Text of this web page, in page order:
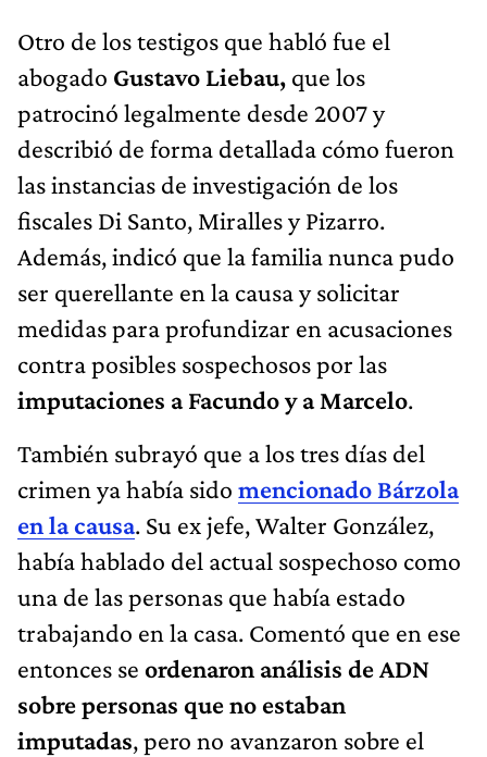
Otro de los testigos que habló fue el
abogado Gustavo Liebau, que los
patrocinó legalmente desde 2007 y
describió de forma detallada cómo fueron
las instancias de investigación de los
fiscales Di Santo, Miralles y Pizarro.
Además, indicó que la familia nunca pudo
ser querellante en la causa y solicitar
medidas para profundizar en acusaciones
contra posibles sospechosos por las
imputaciones a Facundo y a Marcelo.
También subrayó que a los tres días del
crimen ya había sido mencionado Bárzola
en la causa. Su ex jefe, Walter González,
había hablado del actual sospechoso como
una de las personas que había estado
trabajando en la casa. Comentó que en ese
entonces se ordenaron análisis de ADN
sobre personas que no estaban
imputadas, pero no avanzaron sobre el